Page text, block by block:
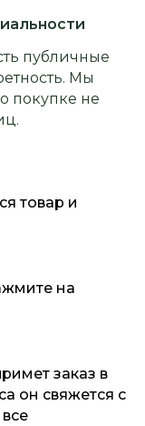
публичные
Мы
покупке не
товар и
на
заказ в
он свяжется с